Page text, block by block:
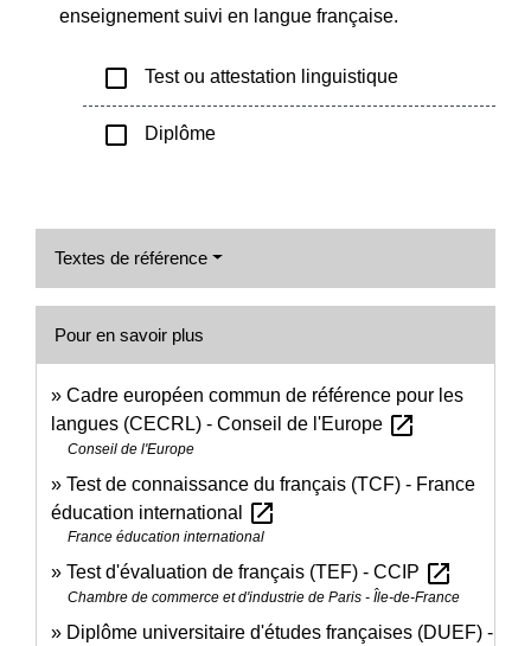
enseignement suivi en langue française.
check_box_outline_blank Test ou attestation linguistique
check_box_outline_blank Diplôme
Textes de référence
Pour en savoir plus
Cadre européen commun de référence pour les
langues (CECRL) - Conseil de l'Europe open_in_new
Conseil de l'Europe
Test de connaissance du français (TCF) - France
éducation international
open_in_new
France éducation international
Test d'évaluation de français (TEF) - CCIP open_in_new
Chambre de commerce et d'industrie de Paris - Île-de-France
Diplôme universitaire d'études françaises (DUEF) -